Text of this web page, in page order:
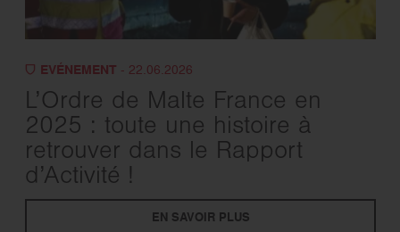
EVÉNEMENT - 22.06.2026
L’Ordre de Malte France en
2025 : toute une histoire à
retrouver dans le Rapport
d’Activité !
EN SAVOIR PLUS